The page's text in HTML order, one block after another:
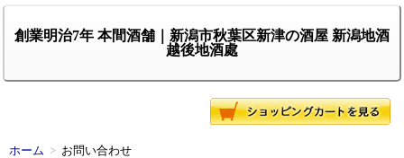
創業明治7年 本間酒舗｜新潟市秋葉区新津の酒屋 新潟地酒
越後地酒處
ホーム > お問い合わせ